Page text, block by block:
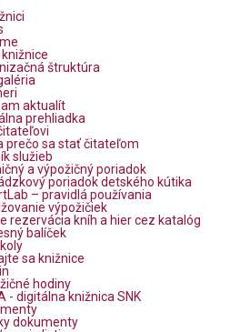
knižnice
štruktúra
aktualít
prehliadka
prečo sa stať čitateľom
služieb
a výpožičný poriadok
poriadok detského kútika
– pravidlá používania
výpožičiek
rezervácia kníh a hier cez katalóg
balíček
sa knižnice
hodiny
- digitálna knižnica SNK
dokumenty